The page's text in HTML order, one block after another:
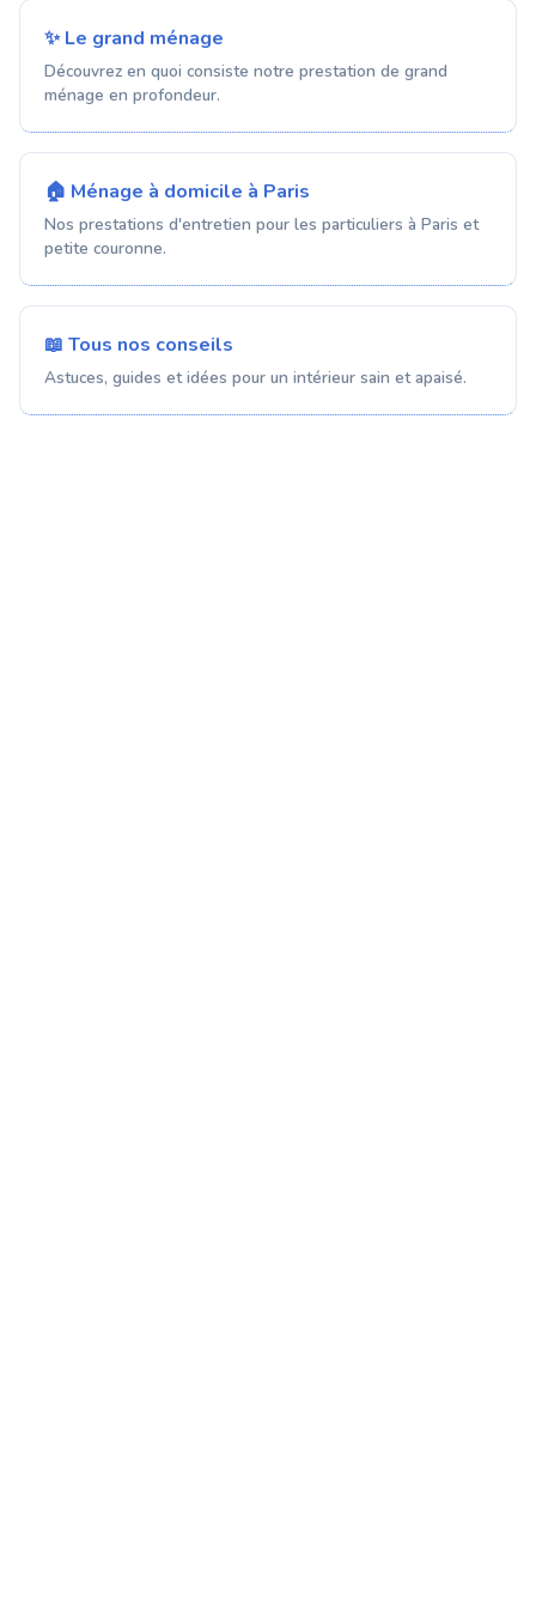
✨ Le grand ménage
Découvrez en quoi consiste notre prestation de grand
ménage en profondeur.
🏠 Ménage à domicile à Paris
Nos prestations d'entretien pour les particuliers à Paris et
petite couronne.
📖 Tous nos conseils
Astuces, guides et idées pour un intérieur sain et apaisé.